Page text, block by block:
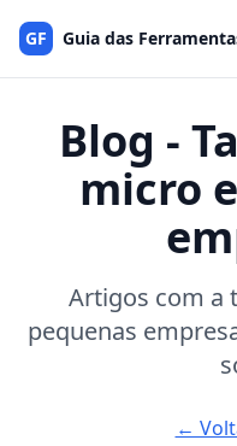
GF Guia das
Blog -
micro
Artigos com a
pequenas
←